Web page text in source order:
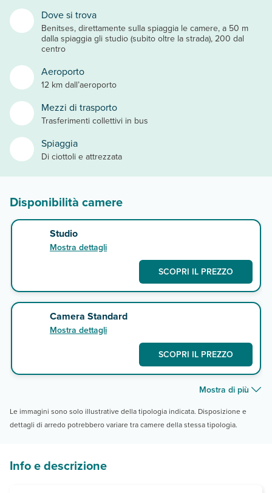
Dove si trova
Benitses, direttamente sulla spiaggia le camere, a 50 m
dalla spiaggia gli studio (subito oltre la strada), 200 dal
centro
Aeroporto
12 km dall’aeroporto
Mezzi di trasporto
Trasferimenti collettivi in bus
Spiaggia
Di ciottoli e attrezzata
Disponibilità camere
Studio
Mostra dettagli
SCOPRI IL PREZZO
Camera Standard
Mostra dettagli
SCOPRI IL PREZZO
Mostra di più
Le immagini sono solo illustrative della tipologia indicata. Disposizione e
dettagli di arredo potrebbero variare tra camere della stessa tipologia.
Info e descrizione